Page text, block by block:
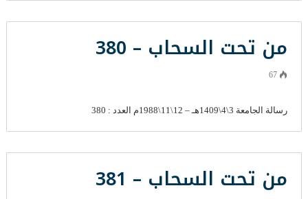
من تحت السحاب – 380
67
رسالة الجامعة 3\4\1409هـ – 12\11\1988م العدد : 380
من تحت السحاب – 381